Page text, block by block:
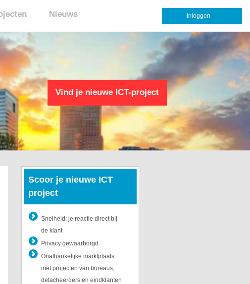
Inloggen
Nieuws
Vind je nieuwe ICT-project
Scoor je nieuwe ICT
project
Snelheid; je reactie direct bij
de klant
Privacy gewaarborgd
Onafhankelijke marktplaats
met projecten van bureaus,
detacheerders en eindklanten